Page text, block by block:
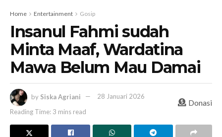
Home Entertainment Gosip
Insanul Fahmi sudah
Minta Maaf, Wardatina
Mawa Belum Mau Damai
by Siska Agriani
28 Januari 2026
Reading Time: 3 mins read
Donasi